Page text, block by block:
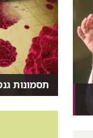
תסמונות
נכון, אין
אבל ביחידה